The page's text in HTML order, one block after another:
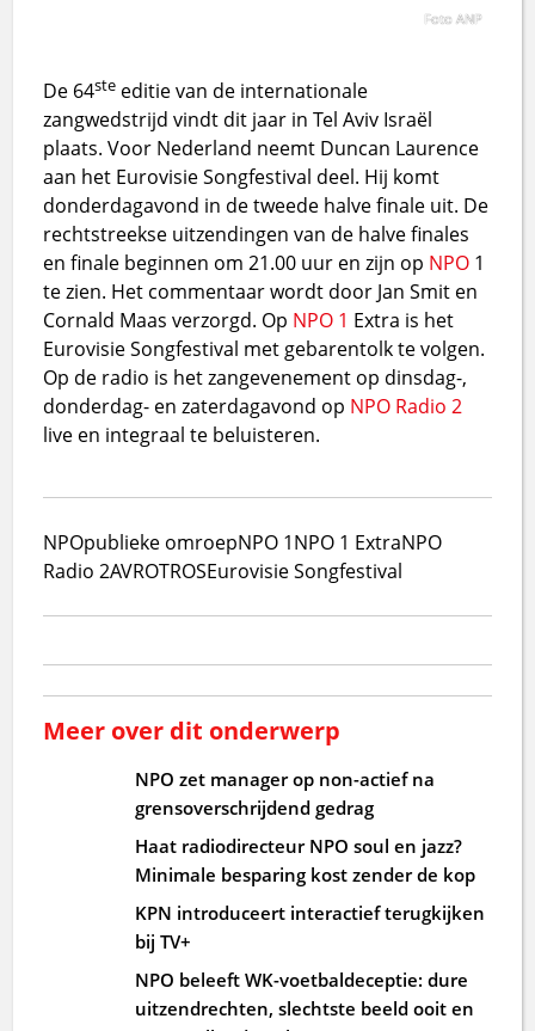
Foto ANP
De 64ste editie van de internationale
zangwedstrijd vindt dit jaar in Tel Aviv Israël
plaats. Voor Nederland neemt Duncan Laurence
aan het Eurovisie Songfestival deel. Hij komt
donderdagavond in de tweede halve finale uit. De
rechtstreekse uitzendingen van de halve finales
en finale beginnen om 21.00 uur en zijn op NPO 1
te zien. Het commentaar wordt door Jan Smit en
Cornald Maas verzorgd. Op NPO 1 Extra is het
Eurovisie Songfestival met gebarentolk te volgen.
Op de radio is het zangevenement op dinsdag-,
donderdag- en zaterdagavond op NPO Radio 2
live en integraal te beluisteren.
NPOpublieke omroepNPO 1NPO 1 ExtraNPO
Radio 2AVROTROSEurovisie Songfestival
Meer over dit onderwerp
NPO zet manager op non-actief na
grensoverschrijdend gedrag
Haat radiodirecteur NPO soul en jazz?
Minimale besparing kost zender de kop
KPN introduceert interactief terugkijken
bij TV+
NPO beleeft WK-voetbaldeceptie: dure
uitzendrechten, slechtste beeld ooit en